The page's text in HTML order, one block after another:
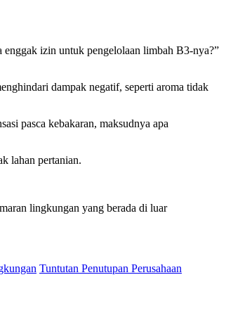
izin untuk pengelolaan limbah B3-nya?”
dampak negatif, seperti aroma tidak
pasca kebakaran, maksudnya apa
lahan pertanian.
lingkungan yang berada di luar
Tuntutan Penutupan Perusahaan